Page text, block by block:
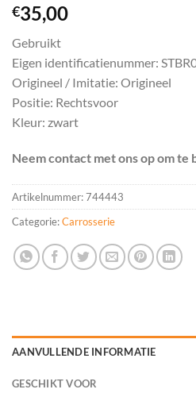
€35,00
Gebruikt
Eigen identificatienummer:
Origineel / Imitatie: Origineel
Positie: Rechtsvoor
Kleur: zwart
Neem contact met ons op om te
Artikelnummer:744443
Categorie:Carrosserie
AANVULLENDE INFORMATIE
GESCHIKT VOOR